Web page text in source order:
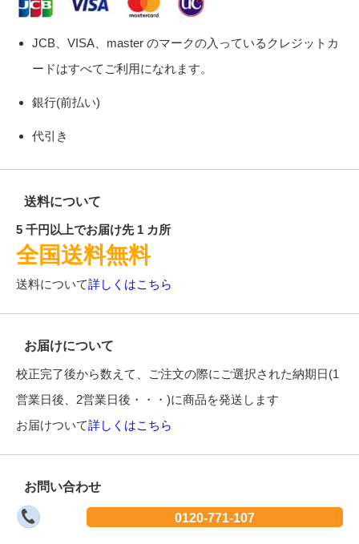
JCB、VISA、master のマークの入っているクレジットカ
ードはすべてご利用になれます。
銀行(前払い)
代引き
送料について
5 千円以上でお届け先 1 カ所
全国送料無料
送料について詳しくはこちら
お届けについて
校正完了後から数えて、ご注文の際にご選択された納期日(1
営業日後、2営業日後・・・)に商品を発送します
お届けついて詳しくはこちら
お問い合わせ
0120-771-107